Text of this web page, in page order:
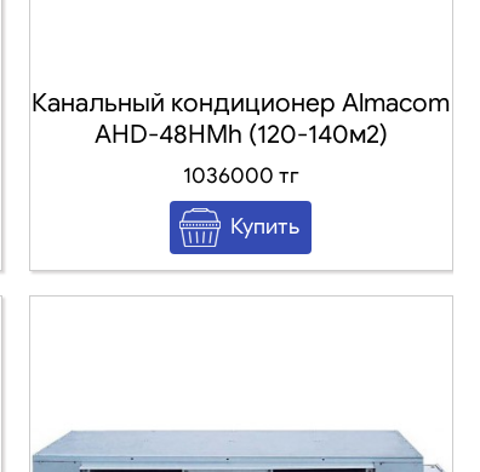
Канальный кондиционер Almacom
AHD-48HMh (120-140м2)
1036000 тг